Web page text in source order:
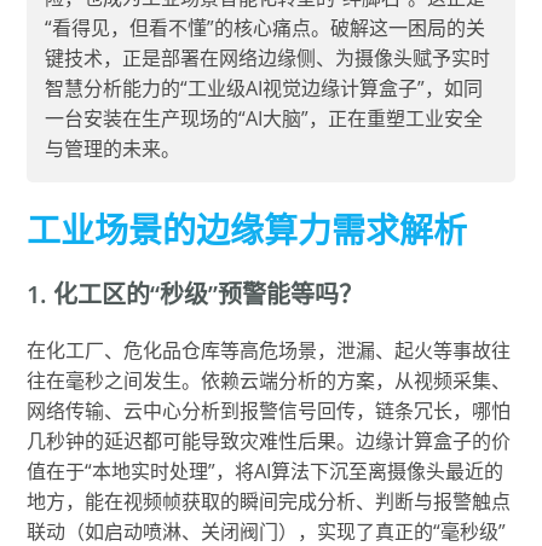
“看得见，但看不懂”的核心痛点。破解这一困局的关
键技术，正是部署在网络边缘侧、为摄像头赋予实时
智慧分析能力的“工业级AI视觉边缘计算盒子”，如同
一台安装在生产现场的“AI大脑”，正在重塑工业安全
与管理的未来。
工业场景的边缘算力需求解析
1. 化工区的“秒级”预警能等吗？
在化工厂、危化品仓库等高危场景，泄漏、起火等事故往
往在毫秒之间发生。依赖云端分析的方案，从视频采集、
网络传输、云中心分析到报警信号回传，链条冗长，哪怕
几秒钟的延迟都可能导致灾难性后果。边缘计算盒子的价
值在于“本地实时处理”，将AI算法下沉至离摄像头最近的
地方，能在视频帧获取的瞬间完成分析、判断与报警触点
联动（如启动喷淋、关闭阀门），实现了真正的“毫秒级”